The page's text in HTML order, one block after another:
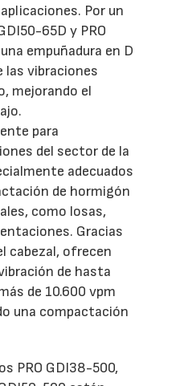
Por un
65D y PRO
empuñadura en D
las vibraciones
mejorando el
para
del sector de la
adecuados
de hormigón
como losas,
Gracias
cabezal, ofrecen
de hasta
de 10.600 vpm
una compactación
PRO GDI38-500,